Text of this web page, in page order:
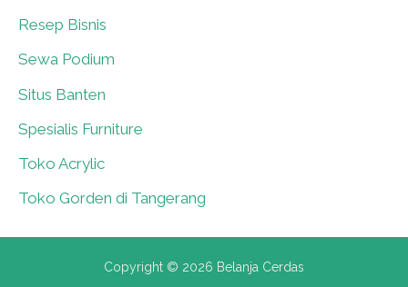
Resep Bisnis
Sewa Podium
Situs Banten
Spesialis Furniture
Toko Acrylic
Toko Gorden di Tangerang
Copyright © 2026 Belanja Cerdas